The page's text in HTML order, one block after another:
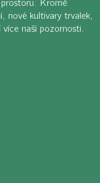
Kromě
nové kultivary trvalek,
naší pozornosti.